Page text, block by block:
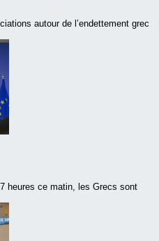
autour de l’endettement grec
heures ce matin, les Grecs sont